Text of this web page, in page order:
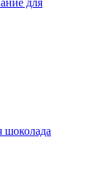
для
шоколада